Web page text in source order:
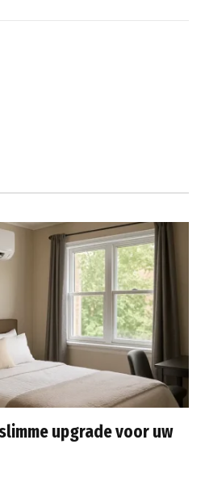
upgrade voor uw